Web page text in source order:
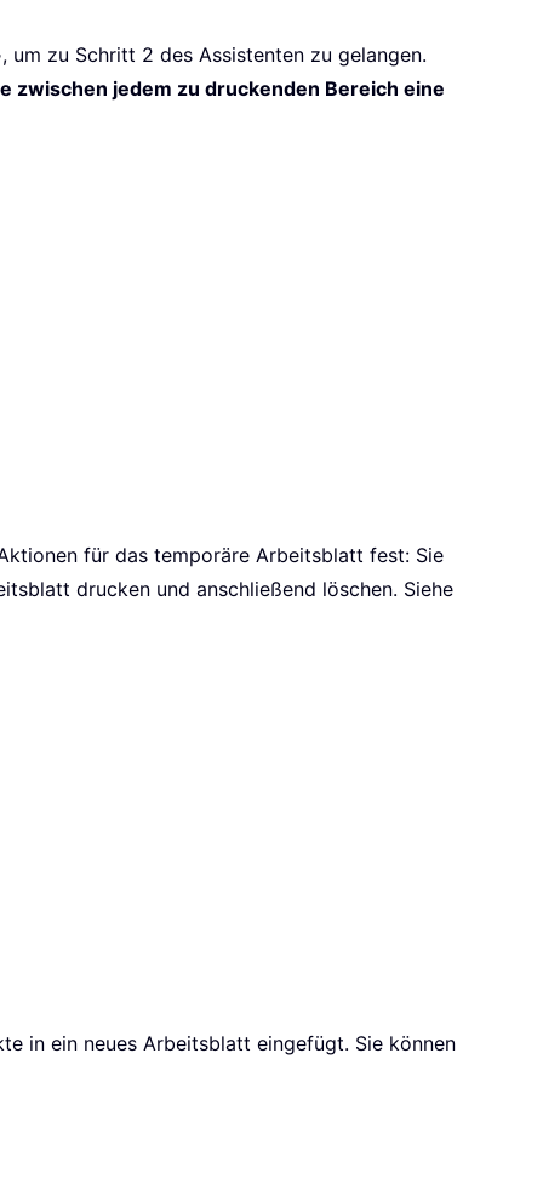
, um zu Schritt 2 des Assistenten zu gelangen.
zwischen jedem zu druckenden Bereich eine
für das temporäre Arbeitsblatt fest: Sie
drucken und anschließend löschen. Siehe
in ein neues Arbeitsblatt eingefügt. Sie können